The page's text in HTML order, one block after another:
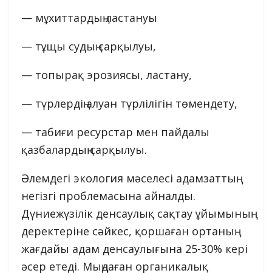
— мұхиттардың ластануы
— тұщы судың сарқылуы,
— топырақ эрозиясы, ластану,
— түрлердің алуан түрлілігін төмендету,
— табиғи ресурстар мен пайдалы
қазбалардың сарқылуы.
Әлемдегі экология мәселесі адамзаттың
негізгі проблемасына айналды.
Дүниежүзілік денсаулық сақтау ұйымының
деректеріне сәйкес, қоршаған ортаның
жағдайы адам денсаулығына 25-30% кері
әсер етеді. Мыңдаған органикалық